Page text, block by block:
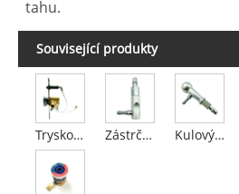
tahu.
Související produkty
Tryskové anesteziologické zařízení pro vypouštění plynu Zástrčka pistole s rovnou rukojetí Kulový uzávěr pistole